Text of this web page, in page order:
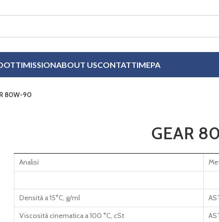
MISSIONABOUT USCONTATTIMEPA
80W-90
GEAR
Analisi
Densità a 15°C, g/ml
Viscosità cinematica a 100 °C, cSt